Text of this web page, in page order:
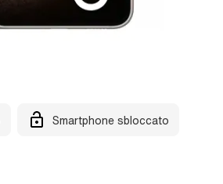
Smartphone sbloccato